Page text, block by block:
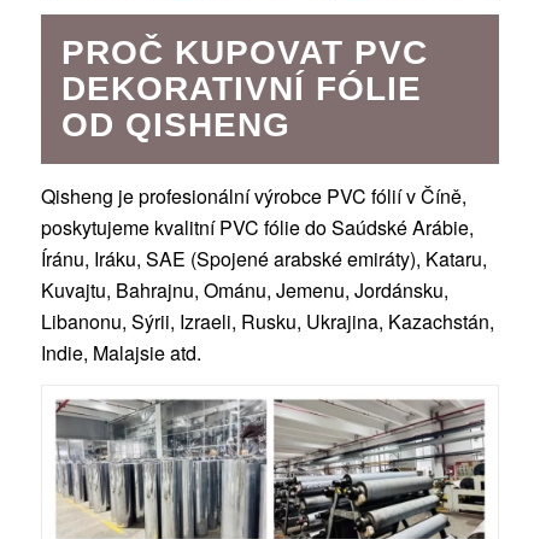
PROČ KUPOVAT PVC
DEKORATIVNÍ FÓLIE
OD QISHENG
Qisheng je profesionální výrobce PVC fólií v Číně,
poskytujeme kvalitní PVC fólie do Saúdské Arábie,
Íránu, Iráku, SAE (Spojené arabské emiráty), Kataru,
Kuvajtu, Bahrajnu, Ománu, Jemenu, Jordánsku,
Libanonu, Sýrii, Izraeli, Rusku, Ukrajina, Kazachstán,
Indie, Malajsie atd.